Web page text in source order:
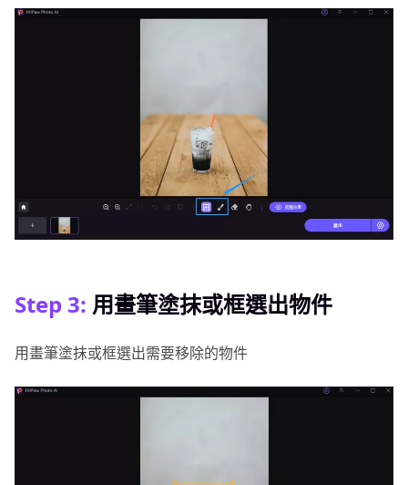
Step 3: 用畫筆塗抹或框選出物件
用畫筆塗抹或框選出需要移除的物件